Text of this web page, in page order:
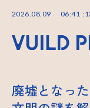
2026.08.09 06:41 :
廃墟となっ